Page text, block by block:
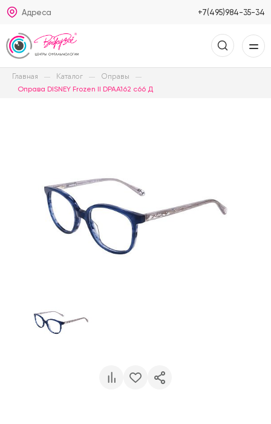
Адреса +7(495)984-35-34
Главная Каталог Оправы
Оправа DISNEY Frozen II DPAA162 c66 Д